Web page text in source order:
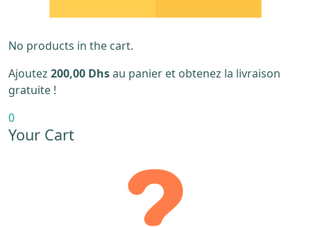
No products in the cart.
Ajoutez 200,00 Dhsau panier et obtenez la livraison
gratuite !
0
Your Cart